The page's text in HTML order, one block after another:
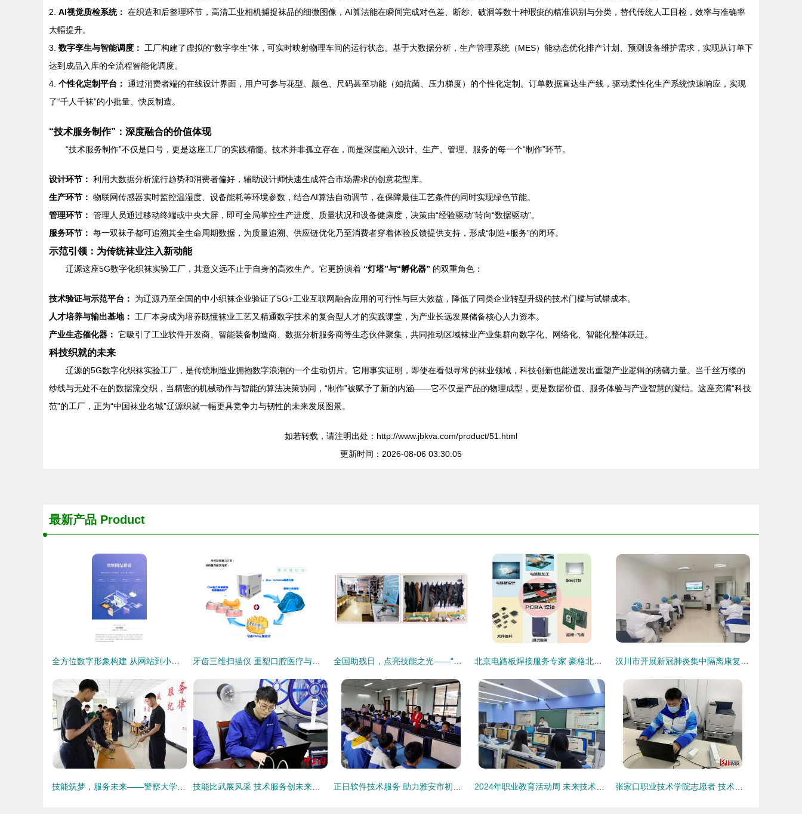
2. AI视觉质检系统： 在织造和后整理环节，高清工业相机捕捉袜品的细微图像，AI算法能在瞬间完成对色差、断纱、破洞等数十种瑕疵的精准识别与分类，替代传统人工目检，效率与准确率
大幅提升。
3. 数字孪生与智能调度：
工厂构建了虚拟的“数字孪生”体，可实时映射物理车间的运行状态。基于大数据分析，生产管理系统（MES）能动态优化排产计划、预测设备维护需求，实现从订单下
达到成品入库的全流程智能化调度。
4. 个性化定制平台： 通过消费者端的在线设计界面，用户可参与花型、颜色、尺码甚至功能（如抗菌、压力梯度）的个性化定制。订单数据直达生产线，驱动柔性化生产系统快速响应，实现
了“千人千袜”的小批量、快反制造。
“技术服务制作”：深度融合的价值体现
“技术服务制作”不仅是口号，更是这座工厂的实践精髓。技术并非孤立存在，而是深度融入设计、生产、管理、服务的每一个“制作”环节。
设计环节： 利用大数据分析流行趋势和消费者偏好，辅助设计师快速生成符合市场需求的创意花型库。
生产环节： 物联网传感器实时监控温湿度、设备能耗等环境参数，结合AI算法自动调节，在保障最佳工艺条件的同时实现绿色节能。
管理环节： 管理人员通过移动终端或中央大屏，即可全局掌控生产进度、质量状况和设备健康度，决策由“经验驱动”转向“数据驱动”。
服务环节： 每一双袜子都可追溯其全生命周期数据，为质量追溯、供应链优化乃至消费者穿着体验反馈提供支持，形成“制造+服务”的闭环。
示范引领：为传统袜业注入新动能
辽源这座5G数字化织袜实验工厂，其意义远不止于自身的高效生产。它更扮演着 “灯塔”与“孵化器” 的双重角色：
技术验证与示范平台：
为辽源乃至全国的中小织袜企业验证了5G+工业互联网融合应用的可行性与巨大效益，降低了同类企业转型升级的技术门槛与试错成本。
人才培养与输出基地：
工厂本身成为培养既懂袜业工艺又精通数字技术的复合型人才的实践课堂，为产业长远发展储备核心人力资本。
产业生态催化器： 它吸引了工业软件开发商、智能装备制造商、数据分析服务商等生态伙伴聚集，共同推动区域袜业产业集群向数字化、网络化、智能化整体跃迁。
科技织就的未来
辽源的5G数字化织袜实验工厂，是传统制造业拥抱数字浪潮的一个生动切片。它用事实证明，即使在看似寻常的袜业领域，科技创新也能迸发出重塑产业逻辑的磅礴力量。当千丝万缕的
纱线与无处不在的数据流交织，当精密的机械动作与智能的算法决策协同，“制作”被赋予了新的内涵——它不仅是产品的物理成型，更是数据价值、服务体验与产业智慧的凝结。这座充满“科技
范”的工厂，正为“中国袜业名城”辽源织就一幅更具竞争力与韧性的未来发展图景。
如若转载，请注明出处：http://www.jbkva.com/product/51.html
更新时间：2026-08-06 03:30:05
最新产品 Product